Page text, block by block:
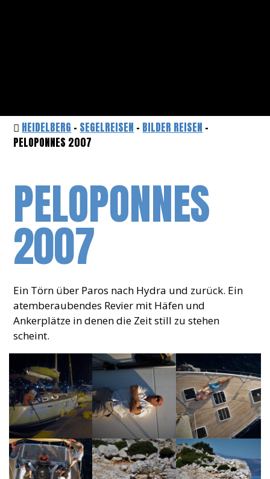
HEIDELBERG - SEGELREISEN - BILDER REISEN -
PELOPONNES 2007
PELOPONNES
2007
Ein Törn über Paros nach Hydra und zurück. Ein
atemberaubendes Revier mit Häfen und
Ankerplätze in denen die Zeit still zu stehen
scheint.